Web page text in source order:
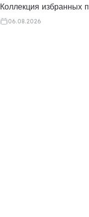
Коллекция избранных
06.08.2026